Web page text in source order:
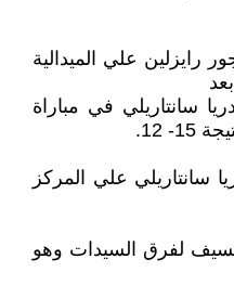
رايزلين علي الميدالية
سانتاريلي في مباراة
12.
سانتاريلي علي المركز
السيف لفرق السيدات وهو